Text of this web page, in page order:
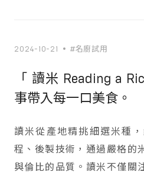
2024-10-21 #名廚試用
「 讀米 Reading a
事帶入每一口美食。
讀米從產地精挑細選米種
程、後製技術，通過嚴格的
與倫比的品質。讀米不僅關